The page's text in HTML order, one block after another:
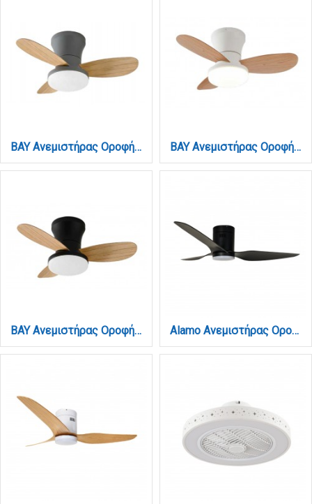
BAY Ανεμιστήρας Οροφής με LED 20W, DC Μοτέρ & Smart App - Γκρι / Ξύλο (102000930) BAY Ανεμιστήρας Οροφής με LED 20W, DC Μοτέρ & Smart App - Λευκό/Ξύλο (102000910)
BAY Ανεμιστήρας Οροφής με LED 20W, DC Μοτέρ & Smart App - Μαύρο/Ξύλο (102000920) Alamo Ανεμιστήρας Οροφής με LED 15W, DC Μοτέρ & Smart App - Total Black (102000520)